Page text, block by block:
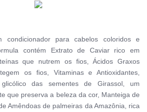
para cabelos coloridos e
contém Extrato de Caviar rico em
que nutrem os fios, Ácidos Graxos
os fios, Vitaminas e Antioxidantes,
glicólico das sementes de Girassol, um
que preserva a beleza da cor, Manteiga de
Amêndoas de palmeiras da Amazônia, rica